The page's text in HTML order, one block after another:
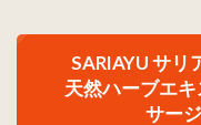
SARIAYU
SARIAYU サリ
天然ハーブエ
サー